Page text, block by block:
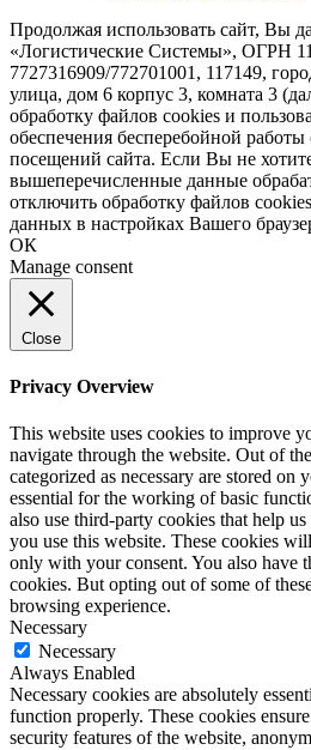
Продолжая использовать сайт, Вы
«Логистические Системы», ОГРН
7727316909/772701001, 117149,
улица, дом 6 корпус 3, комната 3
обработку файлов cookies и
обеспечения бесперебойной работы
посещений сайта. Если Вы не
вышеперечисленные данные
отключить обработку файлов
данных в настройках Вашего
ОК
Manage consent
Close
Privacy Overview
This website uses cookies to improve
navigate through the website. Out of
categorized as necessary are stored on
essential for the working of basic
also use third-party cookies that help
you use this website. These cookies
only with your consent. You also have
cookies. But opting out of some of
browsing experience.
Necessary
Necessary
Always Enabled
Necessary cookies are absolutely
function properly. These cookies
security features of the website,